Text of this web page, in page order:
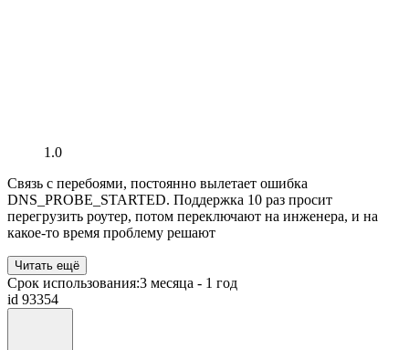
1.0
Связь с перебоями, постоянно вылетает ошибка
DNS_PROBE_STARTED. Поддержка 10 раз просит
перегрузить роутер, потом переключают на инженера, и на
какое-то время проблему решают
Читать ещё
Срок использования:3 месяца - 1 год
id 93354